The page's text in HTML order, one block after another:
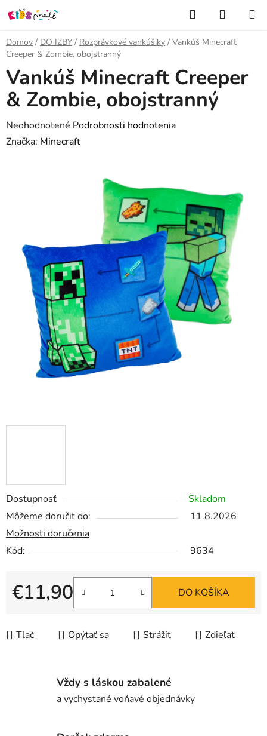
Prejsť
na
obsah
Hľadať
KOŠÍK
Domov / DO IZBY / Rozprávkové vankúšiky / Vankúš Minecraft
Creeper & Zombie, obojstranný
Dostupnosť
Skladom
Môžeme doručiť do:
11.8.2026
Možnosti doručenia
Kód:
9634
€11,90
Jednotková cena:
DO KOŠÍKA
Tlač Opýtať sa Strážiť Zdieľať
Vankúš Minecraft Creeper
& Zombie, obojstranný
Priemerné
hodnotenie
Neohodnotené Podrobnosti hodnotenia
Značka: Minecraft
Vždy s láskou zabalené
a vychystané voňavé objednávky